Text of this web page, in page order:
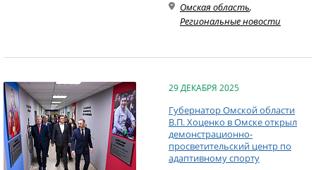
Омская область,
Региональные новости
29 ДЕКАБРЯ 2025
Губернатор Омской области
В.П. Хоценко в Омске открыл
демонстрационно-
просветительский центр по
адаптивному спорту